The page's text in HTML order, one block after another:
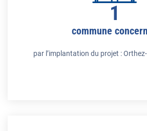
1
commune
par l’implantation du projet :